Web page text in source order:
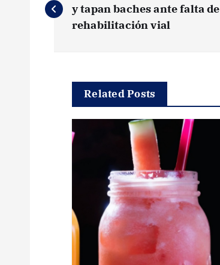
a
y tapan baches ante falta de
rehabilitación vial
Related Posts